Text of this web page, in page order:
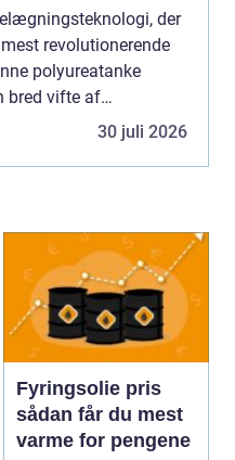
der
revolutionerende
polyureatanke
bred vifte af
at være en om...30 juli 2026
Fyringsolie pris
sådan får du mest
varme for pengene